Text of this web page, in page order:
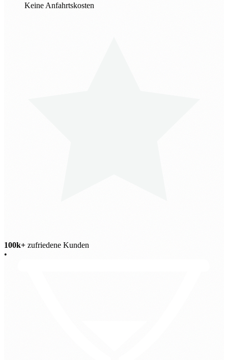
Keine Anfahrtskosten
100k+ zufriedene Kunden
•